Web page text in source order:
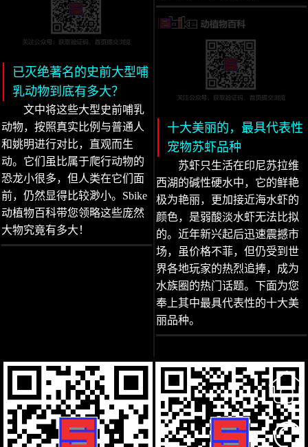
已灭绝著名的史前大型哺
乳动物到底有多大？
文中将这些大型史前哺乳
动物，按照真实比例与普通人
和姚明进行对比，直观而生
动。它们虽比属于爬行动物的
恐龙小很多，但人类在它们面
前，仍然显得比较渺小。Sbike
动植物百科带您领略这些庞然
大物究竟有多大！
十大美丽的，最具代表性
宠物苏虾品种
苏虾只生活在印尼苏拉维
西湖的碱性硬水中，它的鲜艳
极为艳丽，更加接近海水虾的
颜色，是弱酸淡水虾无法比拟
的。近年新兴起后迅速震撼市
场，虽价格不菲，但仍受到世
界各地玩家的热烈追捧，成为
水族圈的热门话题。下面为您
奉上其中最具代表性的十大美
丽品种。